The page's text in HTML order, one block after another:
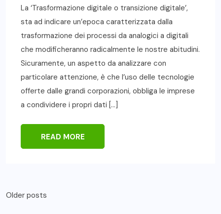
La ‘Trasformazione digitale o transizione digitale’,
sta ad indicare un’epoca caratterizzata dalla
trasformazione dei processi da analogici a digitali
che modificheranno radicalmente le nostre abitudini.
Sicuramente, un aspetto da analizzare con
particolare attenzione, è che l’uso delle tecnologie
offerte dalle grandi corporazioni, obbliga le imprese
a condividere i propri dati […]
READ MORE
Posts
Older posts